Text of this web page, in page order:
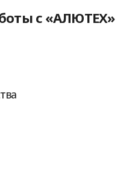
с «АЛЮТЕХ»